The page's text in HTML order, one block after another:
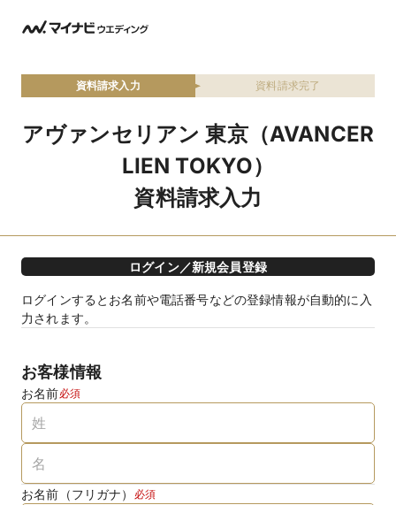
資料請求入力 資料請求完了
アヴァンセリアン 東京（AVANCER
LIEN TOKYO）
資料請求入力
ログイン／新規会員登録
ログインするとお名前や電話番号などの登録情報が自動的に入
力されます。
お客様情報
お名前必須
お名前（フリガナ） 必須